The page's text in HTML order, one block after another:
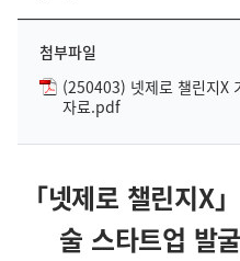
첨부파일
(250403) 넷제로 챌린지X
자료.pdf
「넷제로 챌린지X
술 스타트업 발